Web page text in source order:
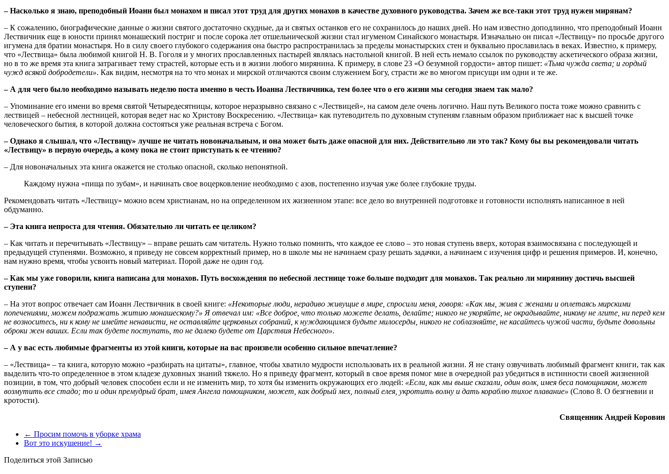
– Насколько я знаю, преподобный Иоанн был монахом и писал этот труд для других монахов в качестве духовного руководства. Зачем же все-таки этот труд нужен мирянам?
– К сожалению, биографические данные о жизни святого достаточно скудные, да и святых останков его не сохранилось до наших дней. Но нам известно доподлинно, что преподобный Иоанн
Лествичник еще в юности принял монашеский постриг и после сорока лет отшельнической жизни стал игуменом Синайского монастыря. Изначально он писал «Лествицу» по просьбе другого
игумена для братии монастыря. Но в силу своего глубокого содержания она быстро распространилась за пределы монастырских стен и буквально прославилась в веках. Известно, к примеру,
что «Лествица» была любимой книгой Н. В. Гоголя и у многих прославленных пастырей являлась настольной книгой. В ней есть немало ссылок по руководству аскетического образа жизни,
но в то же время эта книга затрагивает тему страстей, которые есть и в жизни любого мирянина. К примеру, в слове 23 «О безумной гордости» автор пишет: «Тьма чужда света; и гордый
чужд всякой добродетели». Как видим, несмотря на то что монах и мирской отличаются своим служением Богу, страсти же во многом присущи им одни и те же.
– А для чего было необходимо называть неделю поста именно в честь Иоанна Лествичника, тем более что о его жизни мы сегодня знаем так мало?
– Упоминание его имени во время святой Четыредесятницы, которое неразрывно связано с «Лествицей», на самом деле очень логично. Наш путь Великого поста тоже можно сравнить с
лествицей – небесной лестницей, которая ведет нас ко Христову Воскресению. «Лествица» как путеводитель по духовным ступеням главным образом приближает нас к высшей точке
человеческого бытия, в которой должна состояться уже реальная встреча с Богом.
– Однако я слышал, что «Лествицу» лучше не читать новоначальным, и она может быть даже опасной для них. Действительно ли это так? Кому бы вы рекомендовали читать
«Лествицу» в первую очередь, а кому пока не стоит приступать к ее чтению?
– Для новоначальных эта книга окажется не столько опасной, сколько непонятной.
Каждому нужна «пища по зубам», и начинать свое воцерковление необходимо с азов, постепенно изучая уже более глубокие труды.
Рекомендовать читать «Лествицу» можно всем христианам, но на определенном их жизненном этапе: все дело во внутренней подготовке и готовности исполнять написанное в ней
обдуманно.
– Эта книга непроста для чтения. Обязательно ли читать ее целиком?
– Как читать и перечитывать «Лествицу» – вправе решать сам читатель. Нужно только помнить, что каждое ее слово – это новая ступень вверх, которая взаимосвязана с последующей и
предыдущей ступенями. Возможно, я приведу не совсем корректный пример, но в школе мы не начинаем сразу решать задачки, а начинаем с изучения цифр и решения примеров. И, конечно,
нам нужно время, чтобы усвоить новый материал. Порой даже не один год.
– Как мы уже говорили, книга написана для монахов. Путь восхождения по небесной лестнице тоже больше подходит для монахов. Так реально ли мирянину достичь высшей
ступени?
– На этот вопрос отвечает сам Иоанн Лествичник в своей книге: «Некоторые люди, нерадиво живущие в мире, спросили меня, говоря: «Как мы, живя с женами и оплетаясь мирскими
попечениями, можем подражать житию монашескому?» Я отвечал им: «Все доброе, что только можете делать, делайте; никого не укоряйте, не окрадывайте, никому не лгите, ни перед кем
не возноситесь, ни к кому не имейте ненависти, не оставляйте церковных собраний, к нуждающимся будьте милосерды, никого не соблазняйте, не касайтесь чужой части, будьте довольны
оброки жен ваших. Если так будете поступать, то не далеко будете от Царствия Небесного».
– А у вас есть любимые фрагменты из этой книги, которые на вас произвели особенно сильное впечатление?
– «Лествица» – та книга, которую можно «разбирать на цитаты», главное, чтобы хватило мудрости использовать их в реальной жизни. Я не стану озвучивать любимый фрагмент книги, так как
выделить что-то определенное в этом кладезе духовных знаний тяжело. Но я приведу фрагмент, который в свое время помог мне в очередной раз убедиться в истинности своей жизненной
позиции, в том, что добрый человек способен если и не изменить мир, то хотя бы изменить окружающих его людей: «Если, как мы выше сказали, один волк, имея беса помощником, может
возмутить все стадо; то и один премудрый брат, имея Ангела помощником, может, как добрый мех, полный елея, укротить волну и дать кораблю тихое плавание» (Слово 8. О безгневии и
кротости).
Священник Андрей Коровин
← Просим помочь в уборке храма
Вот это искушение! →
Поделиться этой Записью